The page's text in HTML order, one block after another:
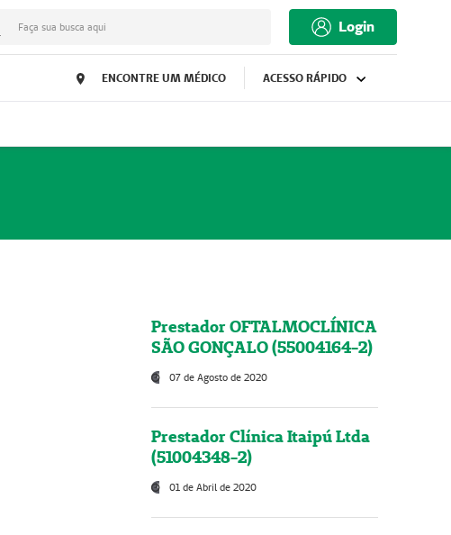
Faça sua busca aqui Login
ENCONTRE UM MÉDICO ACESSO RÁPIDO
Prestador OFTALMOCLÍNICA
SÃO GONÇALO (55004164-2)
07 de Agosto de 2020
Prestador Clínica Itaipú Ltda
(51004348-2)
01 de Abril de 2020